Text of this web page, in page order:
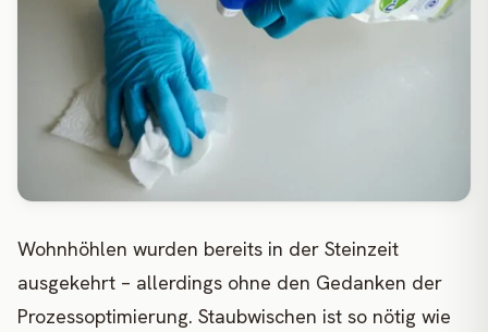
Wohnhöhlen wurden bereits in der Steinzeit
ausgekehrt – allerdings ohne den Gedanken der
Prozessoptimierung. Staubwischen ist so nötig wie